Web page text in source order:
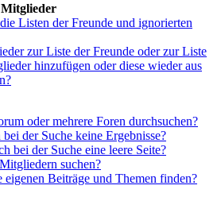
Listen der Freunde und ignorierten
zur Liste der Freunde oder zur Liste
hinzufügen oder diese wieder aus
oder mehrere Foren durchsuchen?
der Suche keine Ergebnisse?
bei der Suche eine leere Seite?
suchen?
eigenen Beiträge und Themen finden?